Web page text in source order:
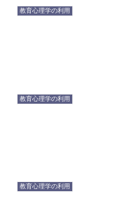
教育心理学の利用
教育心理学の利用
教育心理学の利用